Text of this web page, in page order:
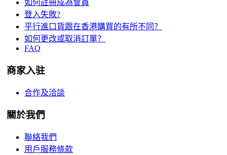
如何註冊成為會員
登入失敗?
平行進口貨跟在香港購買的有所不同？
如何更改或取消訂單？
FAQ
商家入驻
合作及洽談
關於我們
聯絡我們
用戶服務條款